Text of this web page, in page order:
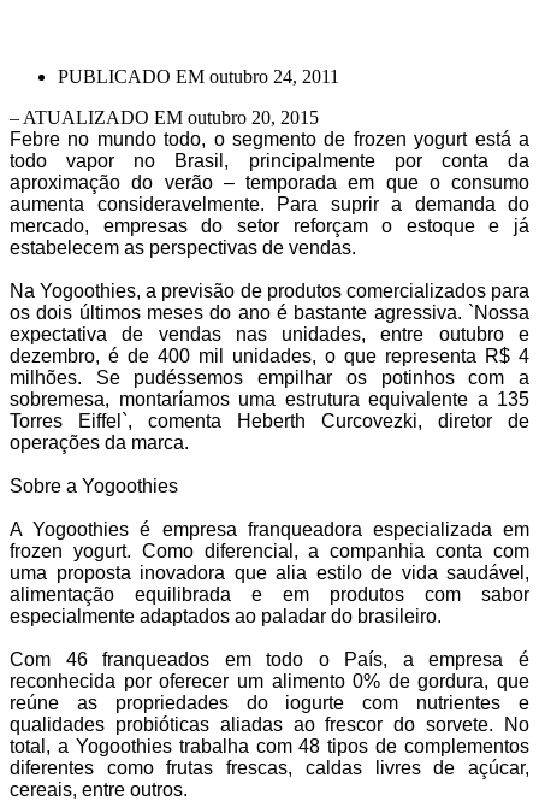
PUBLICADO EM outubro 24, 2011
– ATUALIZADO EM outubro 20, 2015
Febre no mundo todo, o segmento de frozen yogurt está a
todo vapor no Brasil, principalmente por conta da
aproximação do verão – temporada em que o consumo
aumenta consideravelmente. Para suprir a demanda do
mercado, empresas do setor reforçam o estoque e já
estabelecem as perspectivas de vendas.
Na Yogoothies, a previsão de produtos comercializados para
os dois últimos meses do ano é bastante agressiva. `Nossa
expectativa de vendas nas unidades, entre outubro e
dezembro, é de 400 mil unidades, o que representa R$ 4
milhões. Se pudéssemos empilhar os potinhos com a
sobremesa, montaríamos uma estrutura equivalente a 135
Torres Eiffel`, comenta Heberth Curcovezki, diretor de
operações da marca.
Sobre a Yogoothies
A Yogoothies é empresa franqueadora especializada em
frozen yogurt. Como diferencial, a companhia conta com
uma proposta inovadora que alia estilo de vida saudável,
alimentação equilibrada e em produtos com sabor
especialmente adaptados ao paladar do brasileiro.
Com 46 franqueados em todo o País, a empresa é
reconhecida por oferecer um alimento 0% de gordura, que
reúne as propriedades do iogurte com nutrientes e
qualidades probióticas aliadas ao frescor do sorvete. No
total, a Yogoothies trabalha com 48 tipos de complementos
diferentes como frutas frescas, caldas livres de açúcar,
cereais, entre outros.